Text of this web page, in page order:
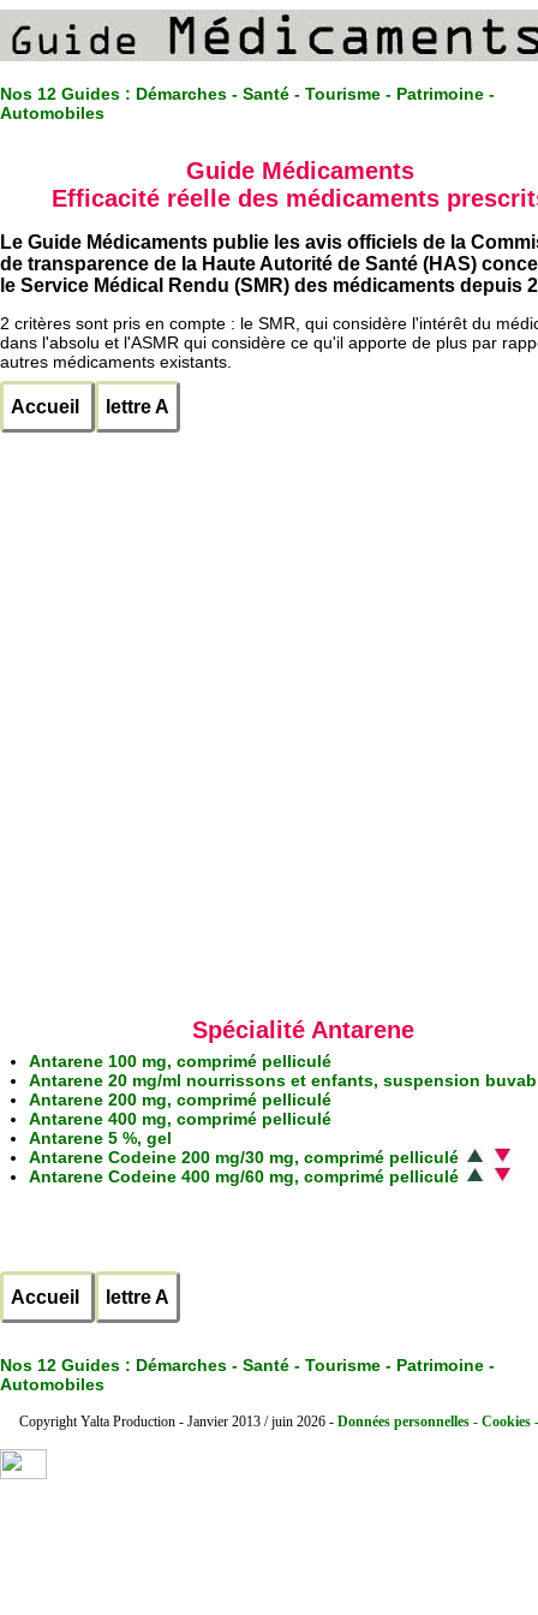
Nos 12 Guides : Démarches - Santé - Tourisme - Patrimoine -
Automobiles
Guide Médicaments
Efficacité réelle des médicaments
Le Guide Médicaments publie les avis officiels de la
de transparence de la Haute Autorité de Santé (HAS)
le Service Médical Rendu (SMR) des médicaments depuis
2 critères sont pris en compte : le SMR, qui considère l'intérêt du
dans l'absolu et l'ASMR qui considère ce qu'il apporte de plus par
autres médicaments existants.
Accueil lettre A
Spécialité Antarene
Antarene 100 mg, comprimé pelliculé
Antarene 20 mg/ml nourrissons et enfants, suspension
Antarene 200 mg, comprimé pelliculé
Antarene 400 mg, comprimé pelliculé
Antarene 5 %, gel
Antarene Codeine 200 mg/30 mg, comprimé pelliculé
Antarene Codeine 400 mg/60 mg, comprimé pelliculé
Accueil lettre A
Nos 12 Guides : Démarches - Santé - Tourisme - Patrimoine -
Automobiles
Copyright Yalta Production - Janvier 2013 / juin 2026 - Données personnelles - Cookies